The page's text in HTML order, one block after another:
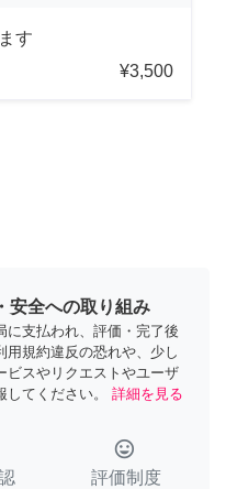
す
¥3,500
安全への取り組み
に支払われ、評価・完了後
用規約違反の恐れや、少し
ビスやリクエストやユーザ
てください。
詳細を見る
tag_faces
評価制度